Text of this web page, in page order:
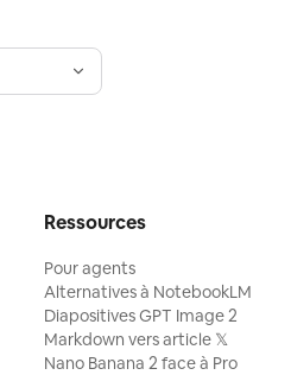
Ressources
Pour agents
Alternatives à NotebookLM
Diapositives GPT Image 2
Markdown vers article 𝕏
Nano Banana 2 face à Pro